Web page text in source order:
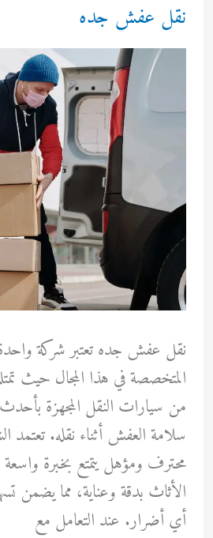
بجدة
نقل عفش جده
نقل عفش جده تعتبر شركة
المتخصصة في هذا المجال حيث
من سيارات النقل المجهزة
سلامة العفش أثناء نقله. تعتمد
محترف ومؤهل يتمتع بخبرة
الأثاث بدقة وعناية، مما يضمن
أي أضرار. عند التعامل مع